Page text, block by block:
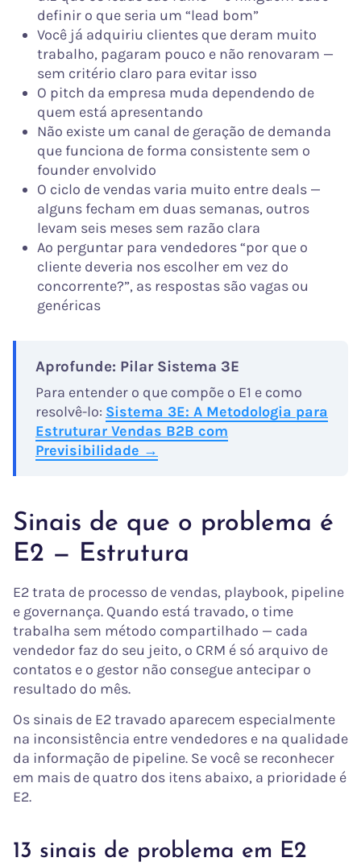
definir o que seria um “lead bom”
Você já adquiriu clientes que deram muito
trabalho, pagaram pouco e não renovaram —
sem critério claro para evitar isso
O pitch da empresa muda dependendo de
quem está apresentando
Não existe um canal de geração de demanda
que funciona de forma consistente sem o
founder envolvido
O ciclo de vendas varia muito entre deals —
alguns fecham em duas semanas, outros
levam seis meses sem razão clara
Ao perguntar para vendedores “por que o
cliente deveria nos escolher em vez do
concorrente?”, as respostas são vagas ou
genéricas
Aprofunde: Pilar Sistema 3E
Para entender o que compõe o E1 e como
resolvê-lo: Sistema 3E: A Metodologia para
Estruturar Vendas B2B com
Previsibilidade →
Sinais de que o problema é
E2 — Estrutura
E2 trata de processo de vendas, playbook, pipeline
e governança. Quando está travado, o time
trabalha sem método compartilhado — cada
vendedor faz do seu jeito, o CRM é só arquivo de
contatos e o gestor não consegue antecipar o
resultado do mês.
Os sinais de E2 travado aparecem especialmente
na inconsistência entre vendedores e na qualidade
da informação de pipeline. Se você se reconhecer
em mais de quatro dos itens abaixo, a prioridade é
E2.
13 sinais de problema em E2